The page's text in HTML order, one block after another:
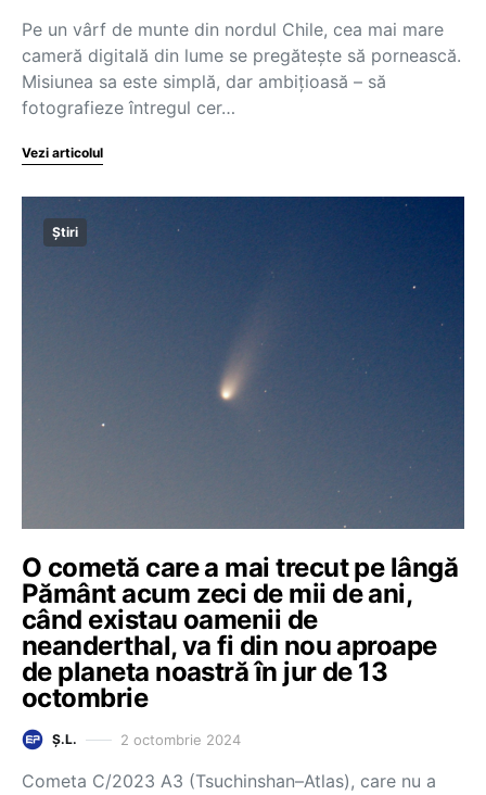
Pe un vârf de munte din nordul Chile, cea mai mare
cameră digitală din lume se pregătește să pornească.
Misiunea sa este simplă, dar ambițioasă – să
fotografieze întregul cer…
Vezi articolul
Știri
O cometă care a mai trecut pe lângă
Pământ acum zeci de mii de ani,
când existau oamenii de
neanderthal, va fi din nou aproape
de planeta noastră în jur de 13
octombrie
Ș.L. 2 octombrie 2024
Cometa C/2023 A3 (Tsuchinshan–Atlas), care nu a